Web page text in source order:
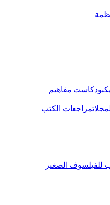
بودكاست مفاهيم
مراجعات الكتب
للفيلسوف الصغير